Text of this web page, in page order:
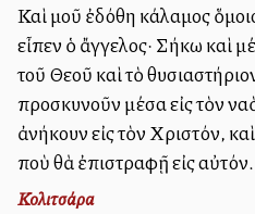
Καὶ μοῦ ἐδόθη κάλαμος
εἶπεν ὁ ἄγγελος· Σήκω καὶ
τοῦ Θεοῦ καὶ τὸ
προσκυνοῦν μέσα εἰς τὸν
ἀνήκουν εἰς τὸν Χριστόν,
ποὺ θὰ ἐπιστραφῇ εἰς αὐτόν.
Κολιτσάρα